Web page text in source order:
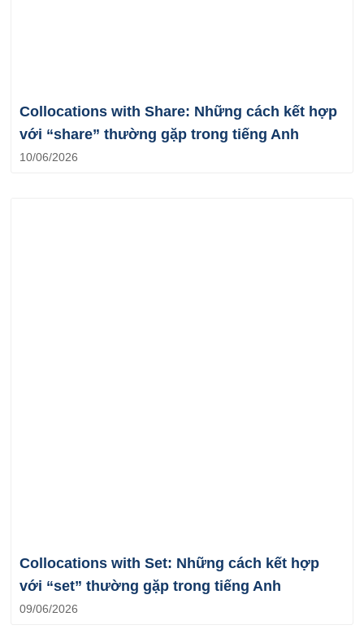
Collocations with Share: Những cách kết hợp
với “share” thường gặp trong tiếng Anh
10/06/2026
Collocations with Set: Những cách kết hợp
với “set” thường gặp trong tiếng Anh
09/06/2026